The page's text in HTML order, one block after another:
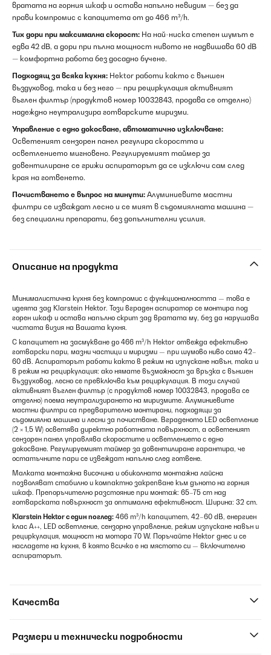
вратата на горния шкаф и остава напълно невидим — без да
прави компромис с капацитета от до 466 m³/h.
Тих дори при максимална скорост: На най-ниска степен шумът е
едва 42 dB, а дори при пълна мощност нивото не надвишава 60 dB
— комфортна работа без досадно бучене.
Подходящ за всяка кухня: Hektor работи както с външен
въздуховод, така и без него — при рециркулация активният
въглен филтър (продуктов номер 10032843, продава се отделно)
надеждно неутрализира готварските миризми.
Управление с едно докосване, автоматично изключване:
Осветеният сензорен панел регулира скоростта и
осветлението мигновено. Регулируемият таймер за
довентилиране се грижи аспираторът да се изключи сам след
края на готвенето.
Почистването е въпрос на минути: Алуминиевите мастни
филтри се изваждат лесно и се мият в съдомиялната машина —
без специални препарати, без допълнителни усилия.
Описание на продукта
Минималистична кухня без компромис с функционалността — това е
идеята зад Klarstein Hektor. Този вграден аспиратор се монтира под
горен шкаф и остава напълно скрит зад вратата му, без да нарушава
чистата визия на Вашата кухня.
С капацитет на засмукване до 466 m³/h Hektor отвежда ефективно
готварски пари, мазни частици и миризми — при шумово ниво само 42–
60 dB. Аспираторът работи както в режим на изпускане навън, така и
в режим на рециркулация: ако нямате възможност за връзка с външен
въздуховод, лесно се превключва към рециркулация. В този случай
активният въглен филтър (с продуктов номер 10032843, продава се
отделно) поема неутрализирането на миризмите. Алуминиевите
мастни филтри са предварително монтирани, подходящи за
съдомиялна машина и лесни за почистване. Вграденото LED осветление
(2 × 1,5 W) осветява директно работната повърхност, а осветеният
сензорен панел управлява скоростите и осветлението с едно
докосване. Регулируемият таймер за довентилиране гарантира, че
остатъчните пари се извеждат напълно след готвене.
Малката монтажна височина и обиколната монтажна лайсна
позволяват стабилно и компактно закрепване към дъното на горния
шкаф. Препоръчително разстояние при монтаж: 65–75 cm над
готварската повърхност за оптимална ефективност. Ширина: 32 cm.
Klarstein Hektor с един поглед: 466 m³/h капацитет, 42–60 dB, енергиен
клас A++, LED осветление, сензорно управление, режим изпускане навън и
рециркулация, мощност на мотора 70 W. Поръчайте Hektor днес и се
насладете на кухня, в която всичко е на мястото си — включително
аспираторът.
Качества
Размери и технически подробности